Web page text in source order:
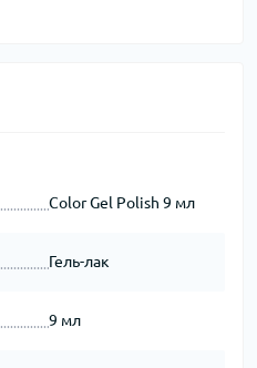
Color Gel Polish 9 мл
Гель-лак
9 мл